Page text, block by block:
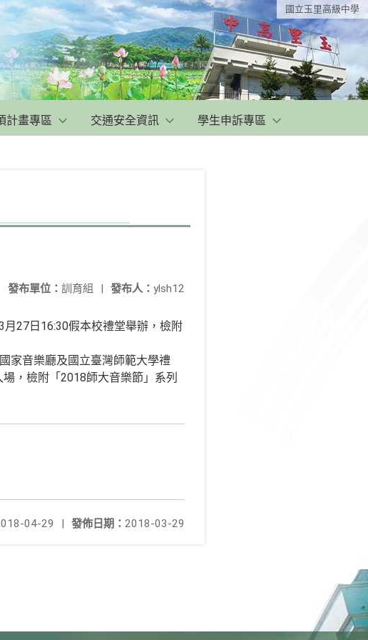
國立玉里高級中學
計畫專區 交通安全資訊 學生申訴專區
發布人： ylsh12
發布單位： 訓育組 |
27日16:30假本校禮堂舉辦，檢附
家音樂廳及國立臺灣師範大學禮
，檢附「2018師大音樂節」系列
發佈日期： 2018-03-29
04-29 |